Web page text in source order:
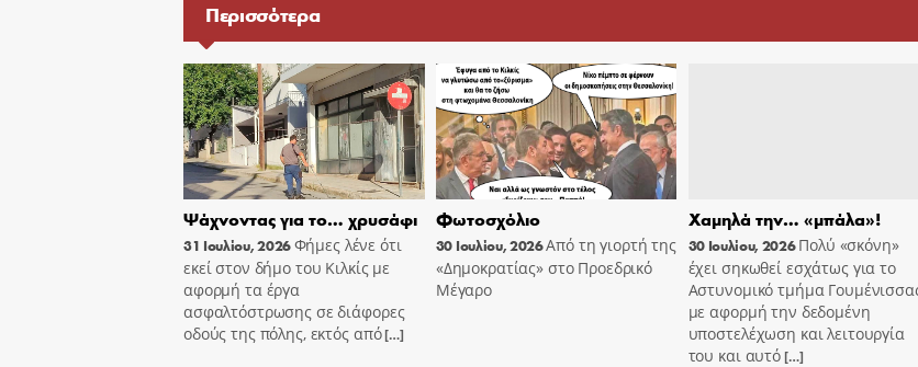
Περισσότερα
Ψάχνοντας για το… χρυσάφι
31 Ιουλίου, 2026Φήμες λένε ότι
εκεί στον δήμο του Κιλκίς με
αφορμή τα έργα
ασφαλτόστρωσης σε διάφορες
οδούς της πόλης, εκτός από[…]
Φωτοσχόλιο
30 Ιουλίου, 2026Από τη γιορτή της
«Δημοκρατίας» στο Προεδρικό
Μέγαρο
Χαμηλά την… «μπάλα»!
30 Ιουλίου, 2026Πολύ «σκόνη»
έχει σηκωθεί εσχάτως για το
Αστυνομικό τμήμα
με αφορμή την δεδομένη
υποστελέχωση και λειτουργία
του και αυτό[…]